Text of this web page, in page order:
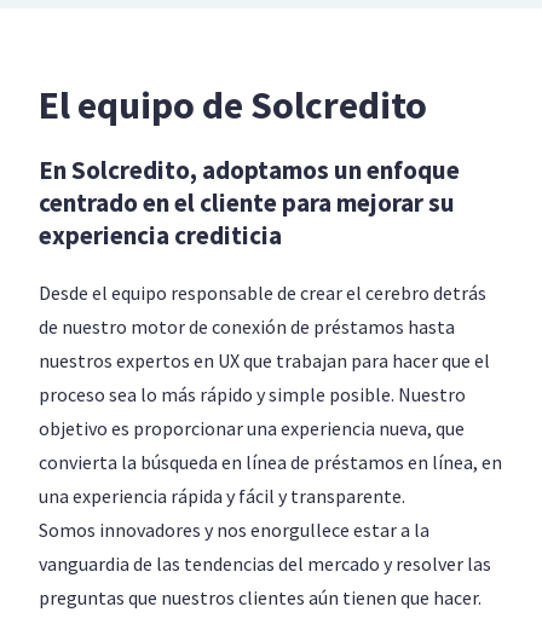
El equipo de Solcredito
En Solcredito, adoptamos un enfoque
centrado en el cliente para mejorar su
experiencia crediticia
Desde el equipo responsable de crear el cerebro detrás
de nuestro motor de conexión de préstamos hasta
nuestros expertos en UX que trabajan para hacer que el
proceso sea lo más rápido y simple posible. Nuestro
objetivo es proporcionar una experiencia nueva, que
convierta la búsqueda en línea de préstamos en línea, en
una experiencia rápida y fácil y transparente.
Somos innovadores y nos enorgullece estar a la
vanguardia de las tendencias del mercado y resolver las
preguntas que nuestros clientes aún tienen que hacer.